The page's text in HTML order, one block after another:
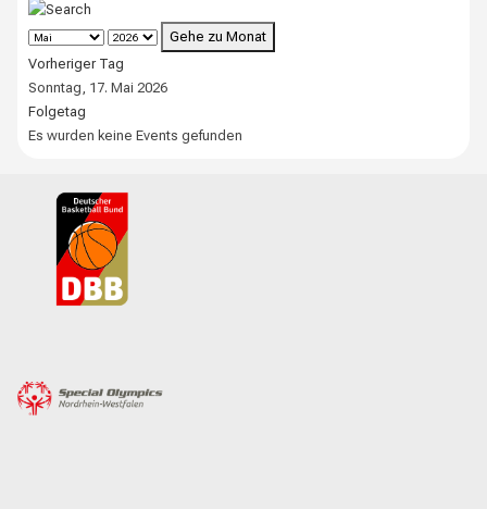
Gehe zu Monat
Vorheriger Tag
Sonntag, 17. Mai 2026
Folgetag
Es wurden keine Events gefunden